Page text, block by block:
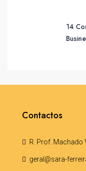
14
Contactos
R. Prof. Machado
geral@sara-